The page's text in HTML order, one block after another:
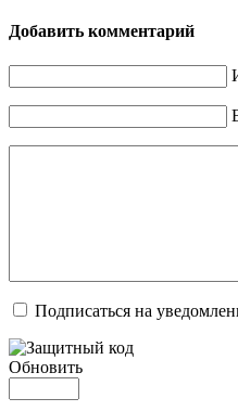
Добавить комментарий
Подписаться на
Обновить